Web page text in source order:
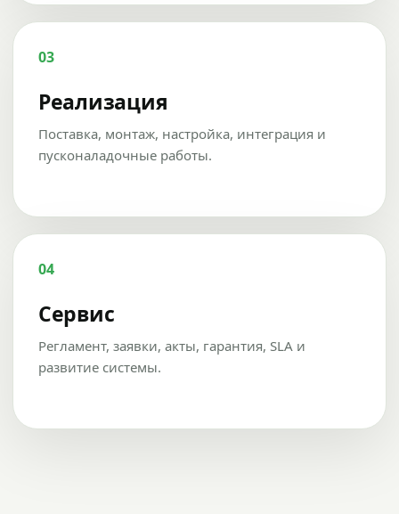
03
Реализация
Поставка, монтаж, настройка, интеграция и
пусконаладочные работы.
04
Сервис
Регламент, заявки, акты, гарантия, SLA и
развитие системы.